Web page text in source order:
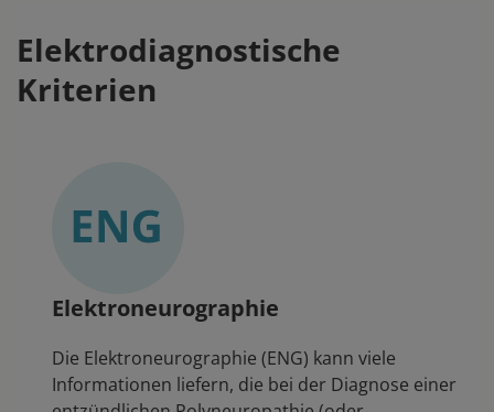
Elektrodiagnostische
Kriterien
Elektroneurographie
Die Elektroneurographie (ENG) kann viele
Informationen liefern, die bei der Diagnose einer